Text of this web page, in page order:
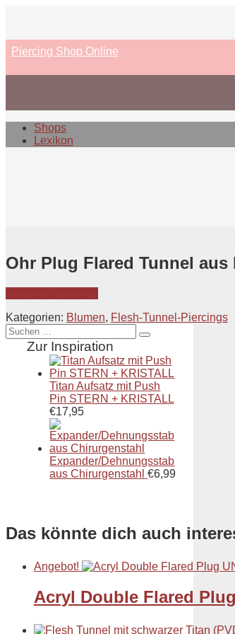
Piercing Shop Online
Shops
Lexikon
Ohr Plug Flared Tunnel
Kategorien: Blumen, Flesh-Tunnel-Piercings
Das könnte dich auch
Angebot!
Acryl Double Flared
Suche
nach:Zur Inspiration
Titan Aufsatz mit Push
Pin STERN + KRISTALL
€17,95
Expander/Dehnungsstab
aus Chirurgenstahl €6,99